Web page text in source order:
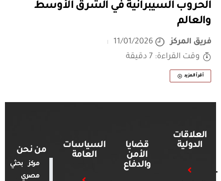
الحروب السيبرانية في الشرق الأوسط
والعالم
فريق المركز
11/01/2026
وقت القراءة: 7 دقيقة
أقرأ المزيد
العلاقات
الدولية
قضايا
الأمن
والدفاع
السياسات
العامة
من نحن
مركز بحثي
مصري